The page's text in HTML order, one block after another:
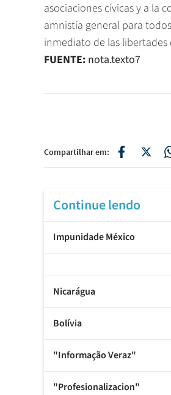
asociaciones cívicas y a la
amnistía general para
inmediato de las libertades
FUENTE: nota.texto7
Compartilhar em:
Continue lendo
Impunidade México
Nicarágua
Bolívia
"Informação Veraz"
"Profesionalizacion"